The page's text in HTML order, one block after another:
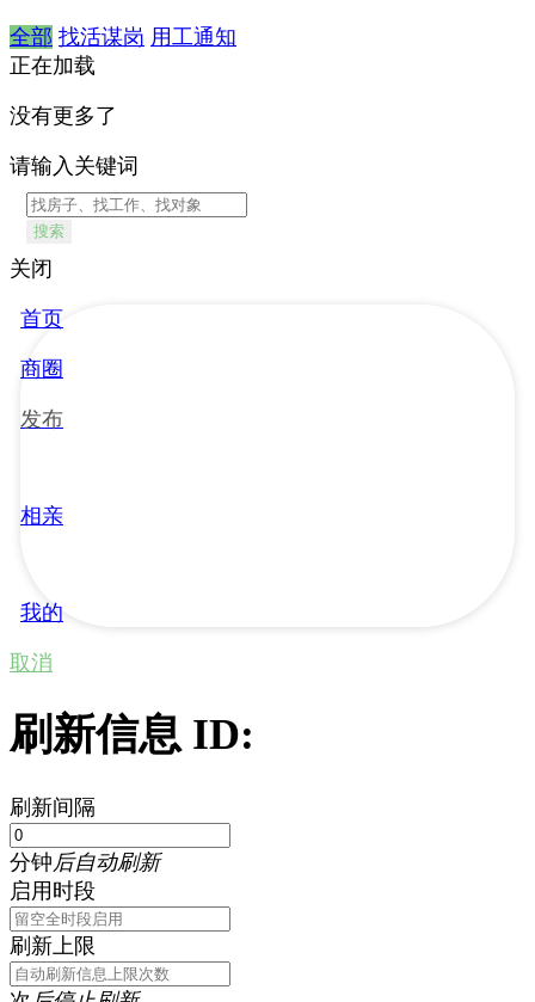
全部 找活谋岗 用工通知
正在加载
没有更多了
请输入关键词
搜索
关闭
首页
商圈
发布
相亲
我的
取消
刷新信息 ID:
刷新间隔
分钟后自动刷新
启用时段
刷新上限